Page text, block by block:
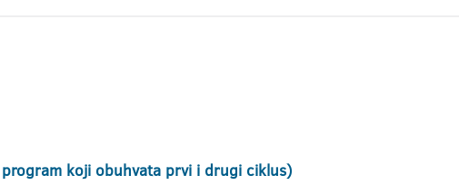
koji obuhvata prvi i drugi ciklus)